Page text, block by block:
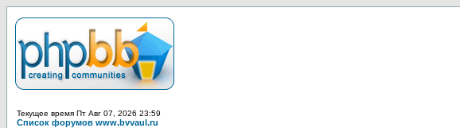
Текущее время Пт Авг 07, 2026 23:59
Список форумов www.bvvaul.ru